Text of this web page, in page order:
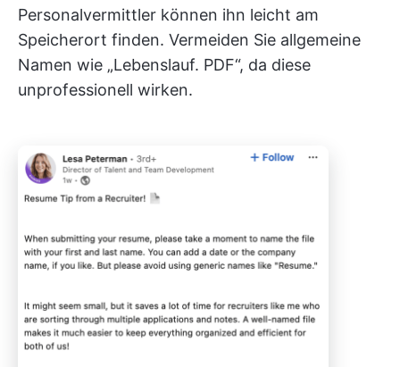
Personalvermittler können ihn leicht am
Speicherort finden. Vermeiden Sie allgemeine
Namen wie „Lebenslauf. PDF“, da diese
unprofessionell wirken.